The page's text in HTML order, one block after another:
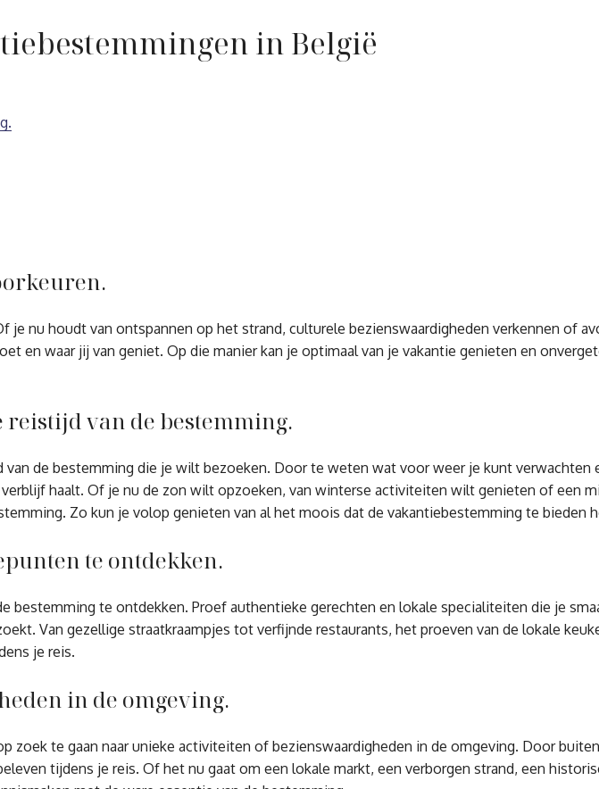
in België
nu houdt van ontspannen op het strand, culturele bezienswaardigheden verkennen of
en waar jij van geniet. Op die manier kan je optimaal van je vakantie genieten en
van de bestemming.
de bestemming die je wilt bezoeken. Door te weten wat voor weer je kunt verwachten
haalt. Of je nu de zon wilt opzoeken, van winterse activiteiten wilt genieten of een
Zo kun je volop genieten van al het moois dat de vakantiebestemming te bieden
te ontdekken.
te ontdekken. Proef authentieke gerechten en lokale specialiteiten die je
Van gezellige straatkraampjes tot verfijnde restaurants, het proeven van de lokale
je reis.
in de omgeving.
te gaan naar unieke activiteiten of bezienswaardigheden in de omgeving. Door
tijdens je reis. Of het nu gaat om een lokale markt, een verborgen strand, een